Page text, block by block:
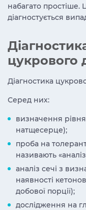
набагато простіше.
діагностується
цукрового
Діагностика
Серед них:
визначення
натщесерце);
проба на
називають
аналіз сечі з
наявності
добової порції);
дослідження на